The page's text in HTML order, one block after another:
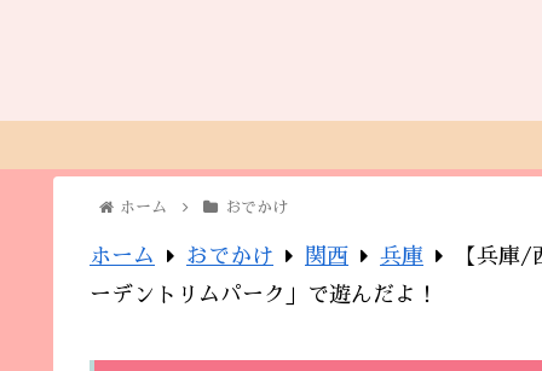
ホーム おでかけ
ホーム おでかけ 関西 兵庫
【兵庫/
ーデントリムパーク」で遊んだよ！